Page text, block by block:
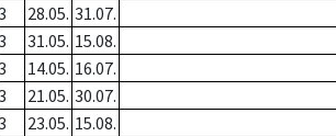
28.05. 31.07.
31.05. 15.08.
14.05. 16.07.
21.05. 30.07.
23.05. 15.08.